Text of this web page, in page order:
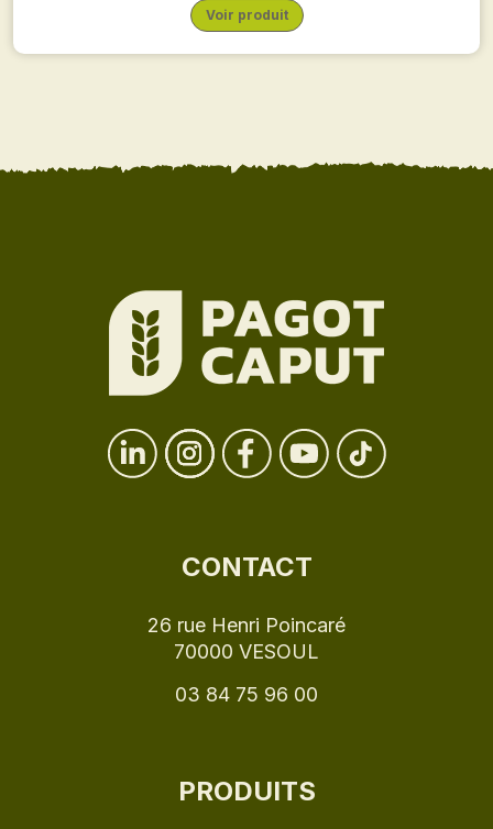
Voir produit
CONTACT
26 rue Henri Poincaré
70000 VESOUL
03 84 75 96 00
PRODUITS